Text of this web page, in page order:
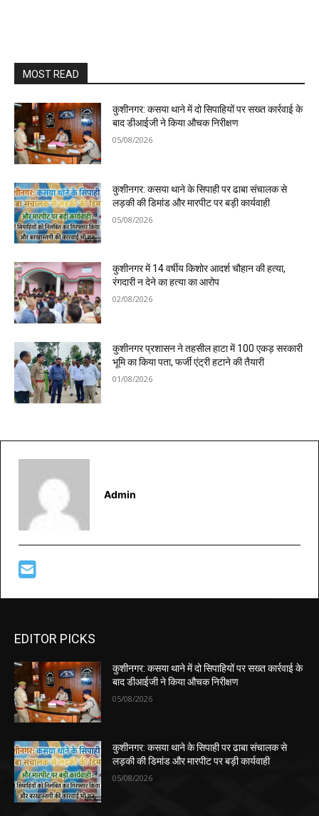
MOST READ
कुशीनगर: कसया थाने में दो सिपाहियों पर सख्त कार्रवाई के
बाद डीआईजी ने किया औचक निरीक्षण
05/08/2026
कुशीनगर: कसया थाने के सिपाही पर ढाबा संचालक से
लड़की की डिमांड और मारपीट पर बड़ी कार्यवाही
05/08/2026
कुशीनगर में 14 वर्षीय किशोर आदर्श चौहान की हत्या,
रंगदारी न देने का हत्या का आरोप
02/08/2026
कुशीनगर प्रशासन ने तहसील हाटा में 100 एकड़ सरकारी
भूमि का किया पता, फर्जी एंट्री हटाने की तैयारी
01/08/2026
Admin
EDITOR PICKS
कुशीनगर: कसया थाने में दो सिपाहियों पर सख्त कार्रवाई के
बाद डीआईजी ने किया औचक निरीक्षण
05/08/2026
कुशीनगर: कसया थाने के सिपाही पर ढाबा संचालक से
लड़की की डिमांड और मारपीट पर बड़ी कार्यवाही
05/08/2026